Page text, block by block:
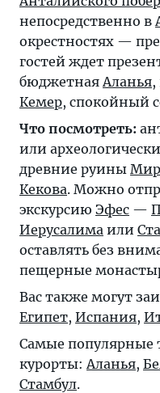
непосредственно в
окрестностях —
гостей ждет
бюджетнаяАланья,
Кемер, спокойный
Что посмотреть:
или
древние руины
Кекова. Можно
экскурсию Эфес —
Иерусалима или
оставлять без
пещерные
Вас также могут
Египет, Испания,
Самые популярные
курорты:Аланья,
Стамбул.